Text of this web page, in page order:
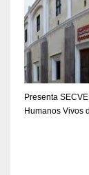
Presenta
Humanos Vivos